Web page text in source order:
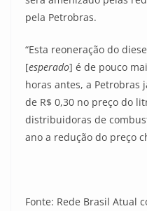
pela Petrobras.
“Esta reoneração do
[esperado] é de pouco
horas antes, a Petrobras
de R$ 0,30 no preço do
distribuidoras de
ano a redução do preço
Fonte: Rede Brasil Atual